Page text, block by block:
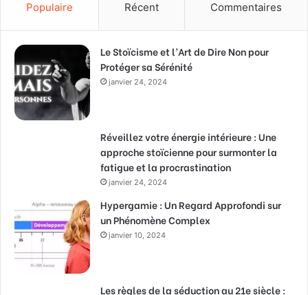
Populaire Récent Commentaires
Le Stoïcisme et l’Art de Dire Non pour
Protéger sa Sérénité
janvier 24, 2024
Réveillez votre énergie intérieure : Une
approche stoïcienne pour surmonter la
fatigue et la procrastination
janvier 24, 2024
Hypergamie : Un Regard Approfondi sur
un Phénomène Complex
janvier 10, 2024
Les règles de la séduction au 21e siècle :